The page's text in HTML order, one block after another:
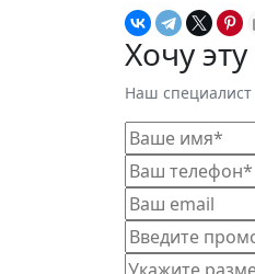
Хочу
Наш специалист